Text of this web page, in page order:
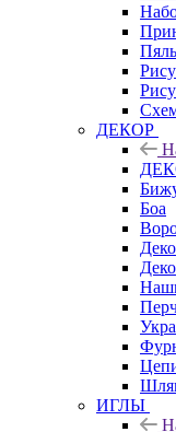
ДЕКОР
Боа
ИГЛЫ